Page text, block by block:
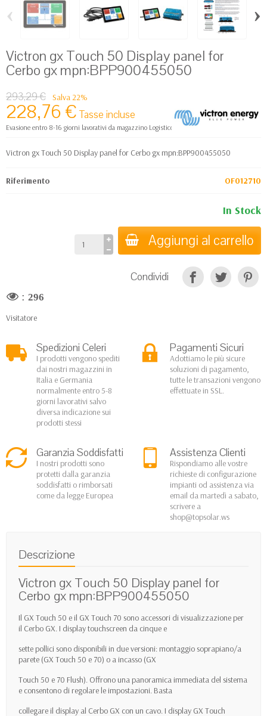
‹ ›
Victron gx Touch 50 Display panel for
Cerbo gx mpn:BPP900455050
293,29 € Salva 22%
228,76 € Tasse incluse
Evasione entro 8-16 giorni lavorativi da magazzino Logistico Europa
Victron gx Touch 50 Display panel for Cerbo gx mpn:BPP900455050
Riferimento OF012710
In Stock
Aggiungi al carrello
Condividi
: 296
Visitatore
Spedizioni Celeri
I prodotti vengono spediti
dai nostri magazzini in
Italia e Germania
normalmente entro 5-8
giorni lavorativi salvo
diversa indicazione sui
prodotti stessi
Pagamenti Sicuri
Adottiamo le più sicure
soluzioni di pagamento,
tutte le transazioni vengono
effettuate in SSL.
Garanzia Soddisfatti
I nostri prodotti sono
protetti dalla garanzia
soddisfatti o rimborsati
come da legge Europea
Assistenza Clienti
Rispondiamo alle vostre
richieste di configurazione
impianti od assistenza via
email da martedì a sabato,
scrivere a
shop@topsolar.ws
Descrizione
Victron gx Touch 50 Display panel for
Cerbo gx mpn:BPP900455050
Il GX Touch 50 e il GX Touch 70 sono accessori di visualizzazione per
il Cerbo GX. I display touchscreen da cinque e
sette pollici sono disponibili in due versioni: montaggio soprapiano/a
parete (GX Touch 50 e 70) o a incasso (GX
Touch 50 e 70 Flush). Offrono una panoramica immediata del sistema
e consentono di regolare le impostazioni. Basta
collegare il display al Cerbo GX con un cavo. I display GX Touch